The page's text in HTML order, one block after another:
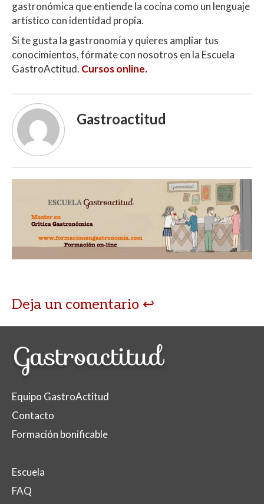
gastronómica que entiende la cocina como un lenguaje
artístico con identidad propia.
Si te gusta la gastronomía y quieres ampliar tus
conocimientos, fórmate con nosotros en la Escuela
GastroActitud. Cursos online.
Gastroactitud
Deja un comentario
Equipo GastroActitud
Contacto
Formación bonificable
Escuela
FAQ